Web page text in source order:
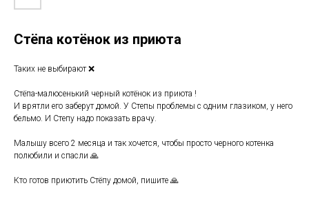
Стёпа котёнок из приюта
Таких не выбирают ❌
Стёпа-малюсенький черный котёнок из приюта !
И врятли его заберут домой. У Степы проблемы с одним глазиком, у него
бельмо. И Степу надо показать врачу.
Малышу всего 2 месяца и так хочется, чтобы просто черного котенка
полюбили и спасли 🙏
Кто готов приютить Стёпу домой, пишите 🙏